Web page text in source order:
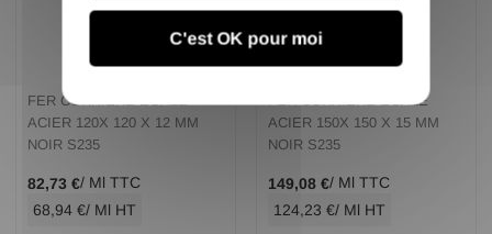
FER CORNIERE EGALE
ACIER 120X 120 X 12 MM
NOIR S235
82,73 €/ Ml TTC
68,94 €/ Ml HT
FER CORNIERE EGALE
ACIER 150X 150 X 15 MM
NOIR S235
149,08 €/ Ml TTC
124,23 €/ Ml HT
C'est OK pour moi